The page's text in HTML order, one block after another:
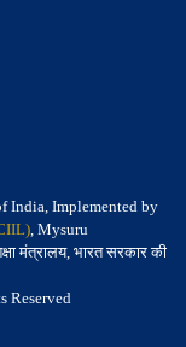
India, Implemented by
, Mysuru
मंत्रालय, भारत सरकार की
Reserved